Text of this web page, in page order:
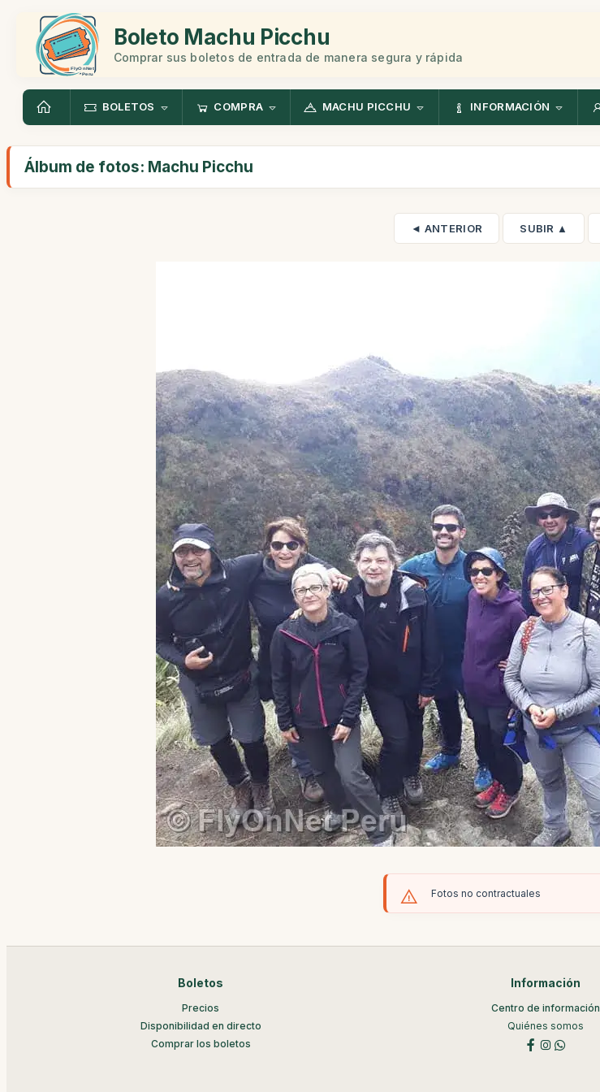
Boleto Machu Picchu
Comprar sus boletos de entrada de manera segura y rápida
BOLETOS COMPRA MACHU PICCHU INFORMACIÓN
Álbum de fotos: Machu Picchu
◄ ANTERIOR SUBIR ▲
Fotos no contractuales
Boletos
Precios
Disponibilidad en directo
Comprar los boletos
Información
Centro de información
Quiénes somos